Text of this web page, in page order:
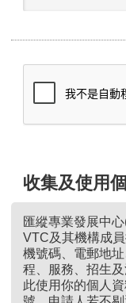
收集及使用
匯縱專業發展中
VTC及其機構成
機號碼、電郵地
程、服務、招生
此使用你的個人